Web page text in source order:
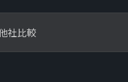
社比較